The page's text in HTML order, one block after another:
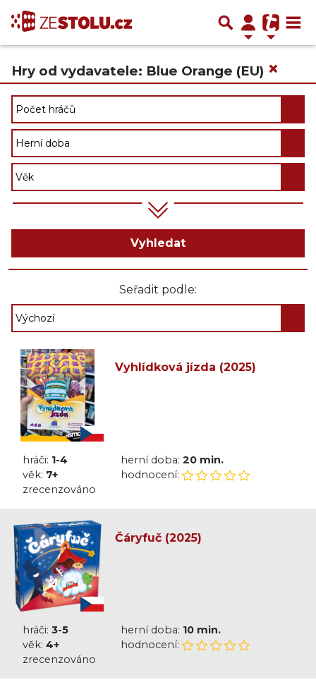
Hry od vydavatele: Blue Orange (EU) ×
Vyhledat
Seřadit podle:
Vyhlídková jízda (2025)
hráči: 1-4 herní doba: 20 min.
věk: 7+
hodnocení:
zrecenzováno
Čáryfuč (2025)
hráči: 3-5 herní doba: 10 min.
věk: 4+
hodnocení:
zrecenzováno